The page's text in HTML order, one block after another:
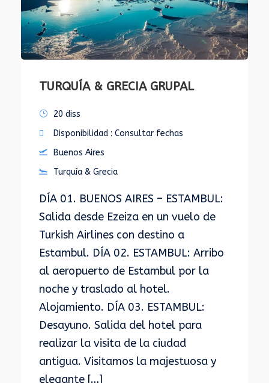
TURQUÍA & GRECIA GRUPAL
20 diss
Disponibilidad : Consultar fechas
Buenos Aires
Turquía & Grecia
DÍA 01. BUENOS AIRES – ESTAMBUL:
Salida desde Ezeiza en un vuelo de
Turkish Airlines con destino a
Estambul. DÍA 02. ESTAMBUL: Arribo
al aeropuerto de Estambul por la
noche y traslado al hotel.
Alojamiento. DÍA 03. ESTAMBUL:
Desayuno. Salida del hotel para
realizar la visita de la ciudad
antigua. Visitamos la majestuosa y
elegante […]